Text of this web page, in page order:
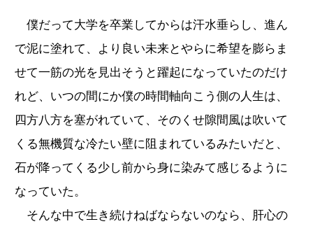
僕だって大学を卒業してからは汗水垂らし、進ん
で泥に塗れて、より良い未来とやらに希望を膨らま
せて一筋の光を見出そうと躍起になっていたのだけ
れど、いつの間にか僕の時間軸向こう側の人生は、
四方八方を塞がれていて、そのくせ隙間風は吹いて
くる無機質な冷たい壁に阻まれているみたいだと、
石が降ってくる少し前から身に染みて感じるように
なっていた。
そんな中で生き続けねばならないのなら、肝心の